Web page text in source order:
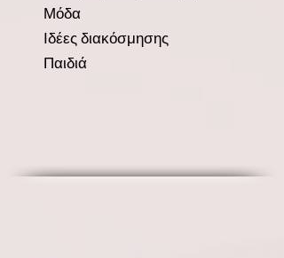
Μόδα
Ιδέες διακόσμησης
Παιδιά